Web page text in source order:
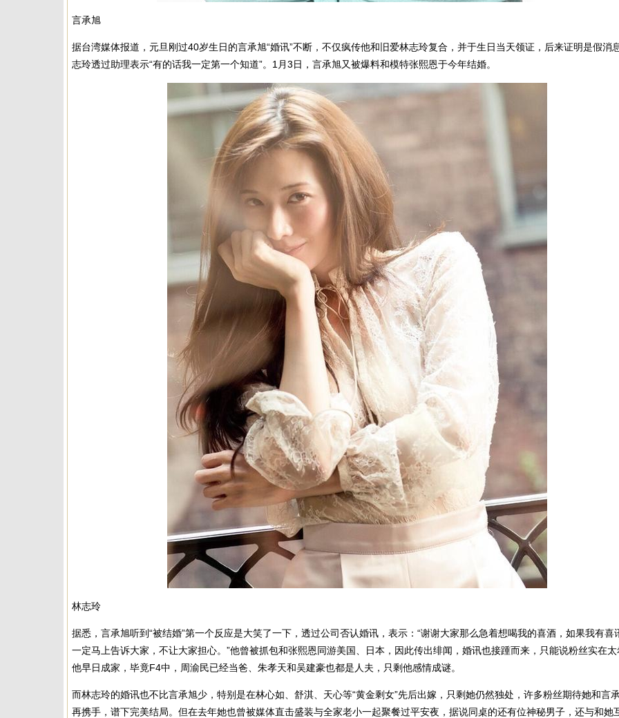
言承旭
据台湾媒体报道，元旦刚过40岁生日的言承旭“婚讯”不断，不仅疯传他和旧爱林志玲复合，并于生日当天领证，后来证明是假消
志玲透过助理表示“有的话我一定第一个知道”。1月3日，言承旭又被爆料和模特张熙恩于今年结婚。
林志玲
据悉，言承旭听到“被结婚”第一个反应是大笑了一下，透过公司否认婚讯，表示：“谢谢大家那么急着想喝我的喜酒，如果我有喜
一定马上告诉大家，不让大家担心。”他曾被抓包和张熙恩同游美国、日本，因此传出绯闻，婚讯也接踵而来，只能说粉丝实在太
他早日成家，毕竟F4中，周渝民已经当爸、朱孝天和吴建豪也都是人夫，只剩他感情成谜。
而林志玲的婚讯也不比言承旭少，特别是在林心如、舒淇、天心等“黄金剩女”先后出嫁，只剩她仍然独处，许多粉丝期待她和言
再携手，谱下完美结局。但在去年她也曾被媒体直击盛装与全家老小一起聚餐过平安夜，据说同桌的还有位神秘男子，还与和她